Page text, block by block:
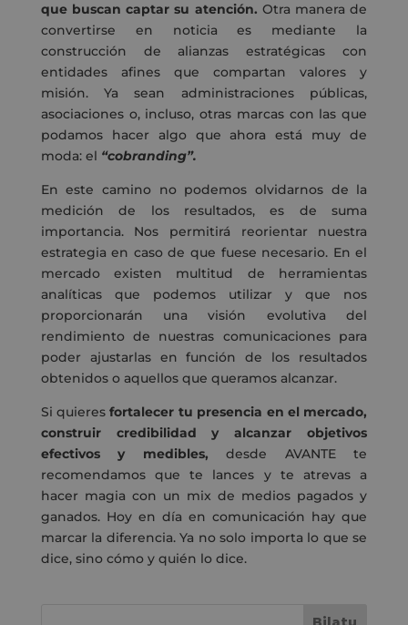
que buscan captar su atención. Otra manera de
convertirse en noticia es mediante la
construcción de alianzas estratégicas con
entidades afines que compartan valores y
misión. Ya sean administraciones públicas,
asociaciones o, incluso, otras marcas con las que
podamos hacer algo que ahora está muy de
moda: el “cobranding”.
En este camino no podemos olvidarnos de la
medición de los resultados, es de suma
importancia. Nos permitirá reorientar nuestra
estrategia en caso de que fuese necesario. En el
mercado existen multitud de herramientas
analíticas que podemos utilizar y que nos
proporcionarán una visión evolutiva del
rendimiento de nuestras comunicaciones para
poder ajustarlas en función de los resultados
obtenidos o aquellos que queramos alcanzar.
Si quieres fortalecer tu presencia en el mercado,
construir credibilidad y alcanzar objetivos
efectivos y medibles,
desde AVANTE te
recomendamos que te lances y te atrevas a
hacer magia con un mix de medios pagados y
ganados. Hoy en día en comunicación hay que
marcar la diferencia. Ya no solo importa lo que se
dice, sino cómo y quién lo dice.